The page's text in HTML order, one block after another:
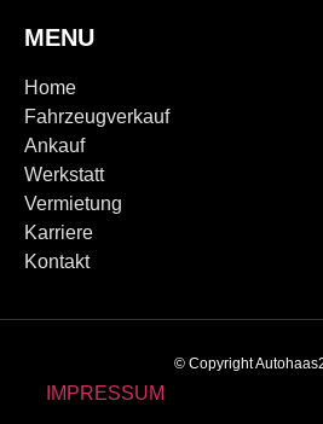
MENU
Home
Fahrzeugverkauf
Ankauf
Werkstatt
Vermietung
Karriere
Kontakt
© Copyright
IMPRESSUM